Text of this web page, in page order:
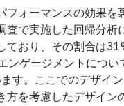
フォーマンスの効果
査で実施した回帰分
ており、その割合は
ンゲージメントにつ
す。ここでのデザイ
方を考慮したデザイ